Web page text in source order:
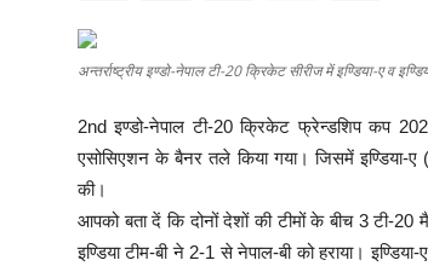
लाइफस्टाइल
टेक्नोलॉजी
अन्तर्राष्ट्रीय इण्डो-नेपाल टी-20 क्रिकेट सीरीज में इण्डिया-ए व
2nd इण्डो-नेपाल टी-20 क्रिकेट फ्रेन्डशिप कप
एसोसिएशन के बैनर तले किया गया। जिसमें इण्डिया-
की।
आपको बता दें कि दोनों देशों की टीमों के बीच 3 टी-
इण्डिया टीम-बी ने 2-1 से नेपाल-बी को हराया।